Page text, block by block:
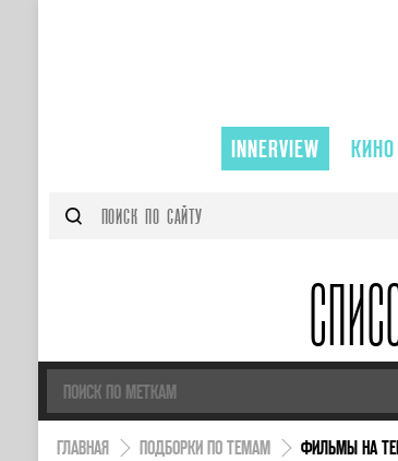
INNERVIEW КИНО
ГЛАВНАЯ ПОДБОРКИ ПО ТЕМАМ ФИЛЬМЫ НА